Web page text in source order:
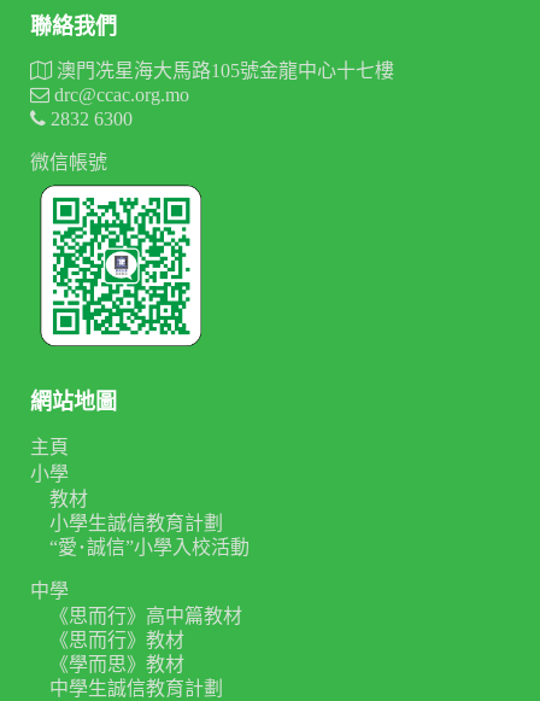
聯絡我們
澳門冼星海大馬路105號金龍中心十七樓
drc@ccac.org.mo
2832 6300
微信帳號
網站地圖
主頁
小學
教材
小學生誠信教育計劃
“愛･誠信”小學入校活動
中學
《思而行》高中篇教材
《思而行》教材
《學而思》教材
中學生誠信教育計劃